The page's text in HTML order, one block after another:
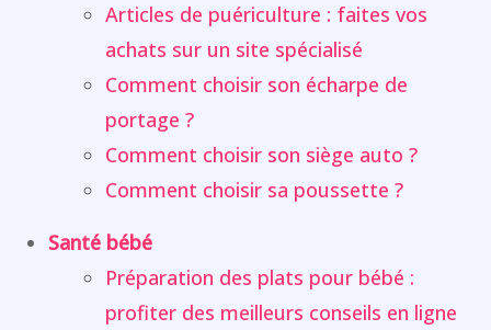
Articles de puériculture : faites vos
achats sur un site spécialisé
Comment choisir son écharpe de
portage ?
Comment choisir son siège auto ?
Comment choisir sa poussette ?
Santé bébé
Préparation des plats pour bébé :
profiter des meilleurs conseils en ligne